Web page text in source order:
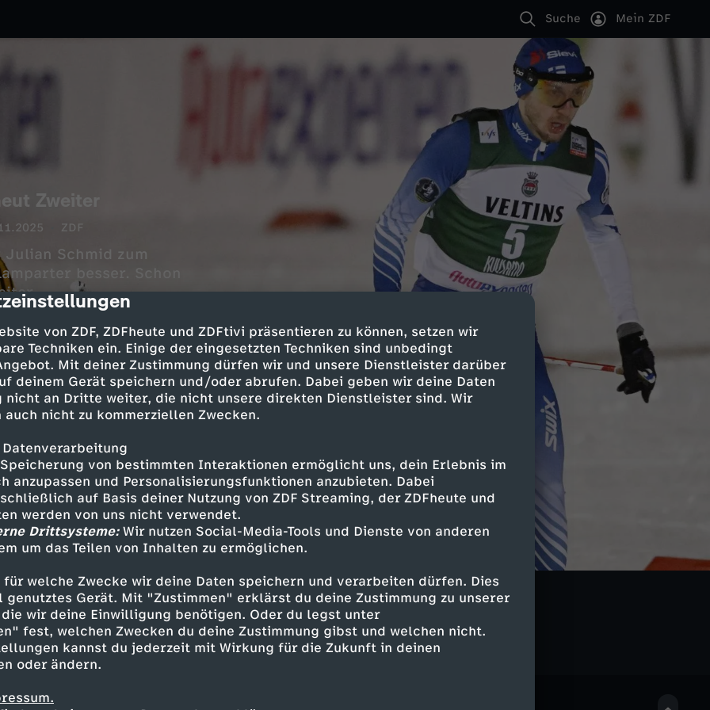
von ZDF, ZDFheute und ZDFtivi präsentieren zu können, setzen wir
Techniken ein. Einige der eingesetzten Techniken sind unbedingt
Mit deiner Zustimmung dürfen wir und unsere Dienstleister darüber
deinem Gerät speichern und/oder abrufen. Dabei geben wir deine Daten
nicht an Dritte weiter, die nicht unsere direkten Dienstleister sind. Wir
nicht zu kommerziellen Zwecken.
von bestimmten Interaktionen ermöglicht uns, dein Erlebnis im
anzupassen und Personalisierungsfunktionen anzubieten. Dabei
auf Basis deiner Nutzung von ZDF Streaming, der ZDFheute und
werden von uns nicht verwendet.
Drittsysteme:Wir nutzen Social-Media-Tools und Dienste von anderen
um das Teilen von Inhalten zu ermöglichen.
für welche Zwecke wir deine Daten speichern und verarbeiten dürfen. Dies
Gerät. Mit "Zustimmen" erklärst du deine Zustimmung zu unserer
wir deine Einwilligung benötigen. Oder du legst unter
fest, welchen Zwecken du deine Zustimmung gibst und welchen nicht.
kannst du jederzeit mit Wirkung für die Zukunft in deinen
oder ändern.
Suche Mein ZDF
Zweiter
ZDF
Schmid zum
besser. Schon
entdecken
herausfordernd Wintersport - Saison 2025/26